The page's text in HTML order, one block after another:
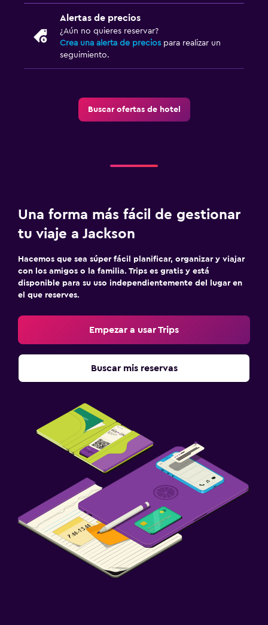
Alertas de precios
¿Aún no quieres reservar?
Crea una alerta de precios para realizar un
seguimiento.
Buscar ofertas de hotel
Una forma más fácil de gestionar
tu viaje a Jackson
Hacemos que sea súper fácil planificar, organizar y viajar
con los amigos o la familia. Trips es gratis y está
disponible para su uso independientemente del lugar en
el que reserves.
Empezar a usar Trips
Buscar mis reservas